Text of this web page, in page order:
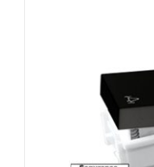
Área do